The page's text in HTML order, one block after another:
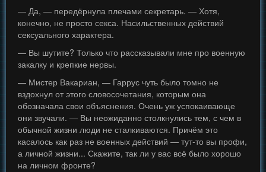
— Да, — передёрнула плечами секретарь. — Хотя,
конечно, не просто секса. Насильственных действий
сексуального характера.
— Вы шутите? Только что рассказывали мне про военную
закалку и крепкие нервы.
— Мистер Вакариан, — Гаррус чуть было томно не
вздохнул от этого словосочетания, которым она
обозначала свои объяснения. Очень уж успокаивающе
они звучали. — Вы неожиданно столкнулись тем, с чем в
обычной жизни люди не сталкиваются. Причём это
касалось как раз не военных действий — тут-то вы профи,
а личной жизни... Скажите, так ли у вас всё было хорошо
на личном фронте?